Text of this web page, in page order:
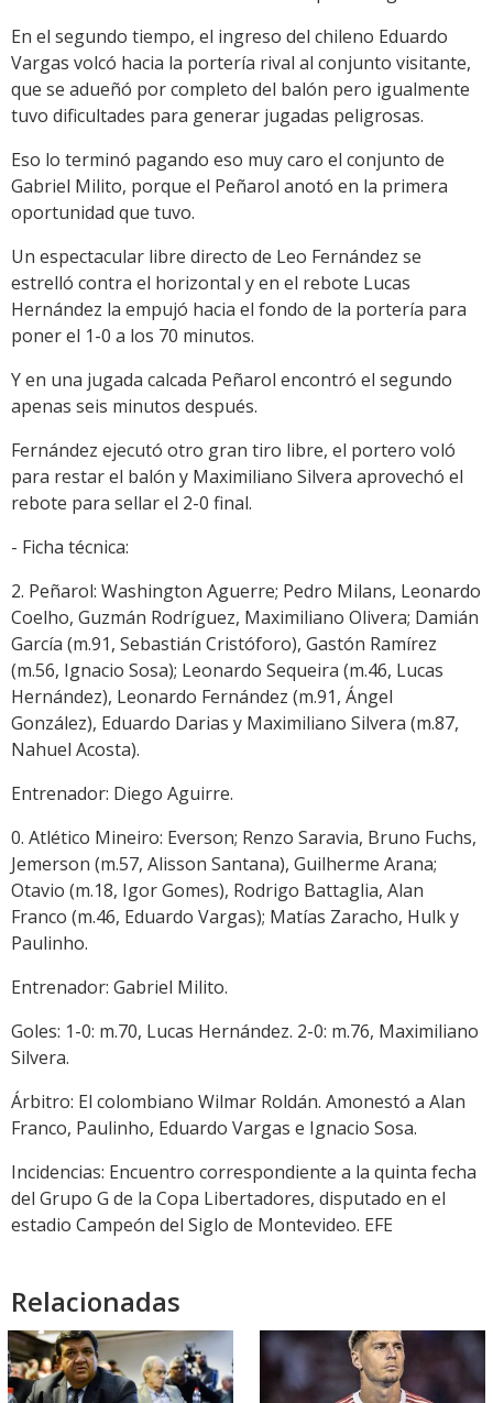
En el segundo tiempo, el ingreso del chileno Eduardo
Vargas volcó hacia la portería rival al conjunto visitante,
que se adueñó por completo del balón pero igualmente
tuvo dificultades para generar jugadas peligrosas.
Eso lo terminó pagando eso muy caro el conjunto de
Gabriel Milito, porque el Peñarol anotó en la primera
oportunidad que tuvo.
Un espectacular libre directo de Leo Fernández se
estrelló contra el horizontal y en el rebote Lucas
Hernández la empujó hacia el fondo de la portería para
poner el 1-0 a los 70 minutos.
Y en una jugada calcada Peñarol encontró el segundo
apenas seis minutos después.
Fernández ejecutó otro gran tiro libre, el portero voló
para restar el balón y Maximiliano Silvera aprovechó el
rebote para sellar el 2-0 final.
- Ficha técnica:
2. Peñarol: Washington Aguerre; Pedro Milans, Leonardo
Coelho, Guzmán Rodríguez, Maximiliano Olivera; Damián
García (m.91, Sebastián Cristóforo), Gastón Ramírez
(m.56, Ignacio Sosa); Leonardo Sequeira (m.46, Lucas
Hernández), Leonardo Fernández (m.91, Ángel
González), Eduardo Darias y Maximiliano Silvera (m.87,
Nahuel Acosta).
Entrenador: Diego Aguirre.
0. Atlético Mineiro: Everson; Renzo Saravia, Bruno Fuchs,
Jemerson (m.57, Alisson Santana), Guilherme Arana;
Otavio (m.18, Igor Gomes), Rodrigo Battaglia, Alan
Franco (m.46, Eduardo Vargas); Matías Zaracho, Hulk y
Paulinho.
Entrenador: Gabriel Milito.
Goles: 1-0: m.70, Lucas Hernández. 2-0: m.76, Maximiliano
Silvera.
Árbitro: El colombiano Wilmar Roldán. Amonestó a Alan
Franco, Paulinho, Eduardo Vargas e Ignacio Sosa.
Incidencias: Encuentro correspondiente a la quinta fecha
del Grupo G de la Copa Libertadores, disputado en el
estadio Campeón del Siglo de Montevideo. EFE
Relacionadas